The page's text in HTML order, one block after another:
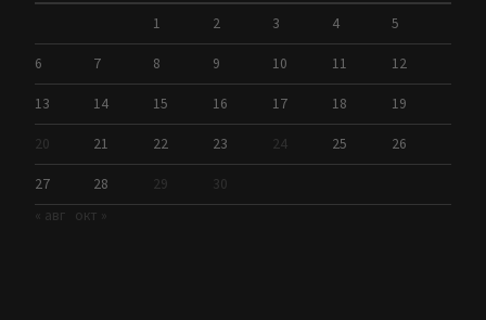
1 2 3 4 5
6 7 8 9 10 11 12
13 14 15 16 17 18 19
20 21 22 23 24 25 26
27 28 29
30
« авг окт »